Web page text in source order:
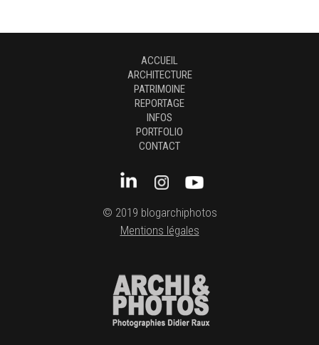
ACCUEIL
ARCHITECTURE
PATRIMOINE
REPORTAGE
INFOS
PORTFOLIO
CONTACT
© 2019 blogarchiphotos
Mentions légales